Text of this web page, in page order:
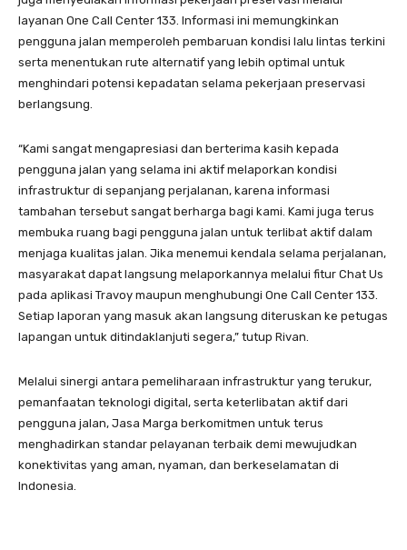
layanan One Call Center 133. Informasi ini memungkinkan
pengguna jalan memperoleh pembaruan kondisi lalu lintas terkini
serta menentukan rute alternatif yang lebih optimal untuk
menghindari potensi kepadatan selama pekerjaan preservasi
berlangsung.
“Kami sangat mengapresiasi dan berterima kasih kepada
pengguna jalan yang selama ini aktif melaporkan kondisi
infrastruktur di sepanjang perjalanan, karena informasi
tambahan tersebut sangat berharga bagi kami. Kami juga terus
membuka ruang bagi pengguna jalan untuk terlibat aktif dalam
menjaga kualitas jalan. Jika menemui kendala selama perjalanan,
masyarakat dapat langsung melaporkannya melalui fitur Chat Us
pada aplikasi Travoy maupun menghubungi One Call Center 133.
Setiap laporan yang masuk akan langsung diteruskan ke petugas
lapangan untuk ditindaklanjuti segera,” tutup Rivan.
Melalui sinergi antara pemeliharaan infrastruktur yang terukur,
pemanfaatan teknologi digital, serta keterlibatan aktif dari
pengguna jalan, Jasa Marga berkomitmen untuk terus
menghadirkan standar pelayanan terbaik demi mewujudkan
konektivitas yang aman, nyaman, dan berkeselamatan di
Indonesia.